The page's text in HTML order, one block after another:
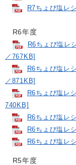
R7ちょび塩レ
R6年度
R6ちょび塩レ
／767KB]
R6ちょび塩レ
／871KB]
R6ちょび塩レ
740KB]
R6ちょび塩レ
R6ちょび塩レ
R6ちょび塩レ
R5年度